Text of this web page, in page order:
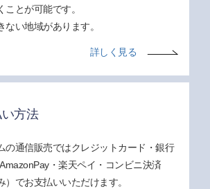
とが可能です。
い地域があります。
詳しく見る
方法
の通信販売ではクレジットカード・銀行
・楽天ペイ・コンビニ決済
）でお支払いいただけます。